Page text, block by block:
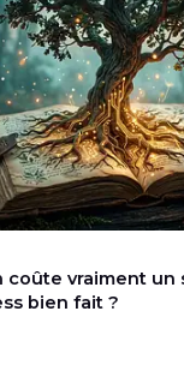
coûte vraiment un
bien fait ?